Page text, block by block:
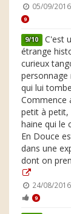
05/09/
9
9/10 C'est
étrange
curieux
personnage
qui lui
Commence
petit à petit,
haine qui le
En Douce
dans une
dont on
24/08/
9